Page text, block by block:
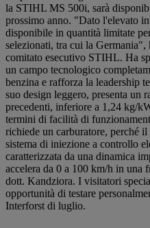
la STIHL MS 500i, sarà
prossimo anno. "Dato l'elevato
disponibile in quantità limitate
selezionati, tra cui la Germania",
comitato esecutivo STIHL. Ha
un campo tecnologico
benzina e rafforza la leadership
suo design leggero, presenta un
precedenti, inferiore a 1,24 kg/
termini di facilità di
richiede un carburatore, perché
sistema di iniezione a controllo
caratterizzata da una dinamica
accelera da 0 a 100 km/h in una
dott. Kandziora. I visitatori
opportunità di testare
Interforst di luglio.